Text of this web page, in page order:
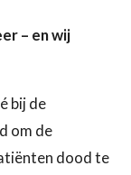
– en wij
bij de
om de
dood te